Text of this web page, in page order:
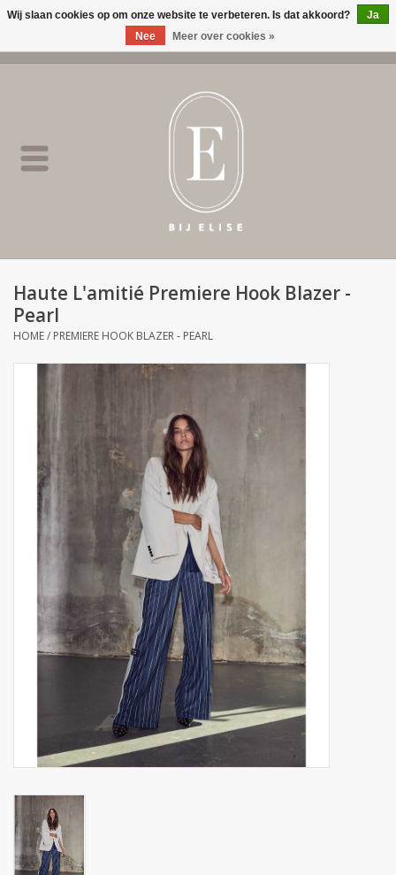
BIJ ELISE
SALE
Merken
Haute L'amitié Premiere Hook Blazer -
Pearl
HOME/ PREMIERE HOOK BLAZER - PEARL
Wij slaan cookies op om onze website te verbeteren. Is dat akkoord?
Ja
Nee
Meer over cookies »